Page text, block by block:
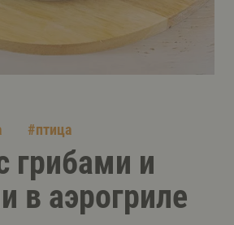
#птица
грибами и
в аэрогриле